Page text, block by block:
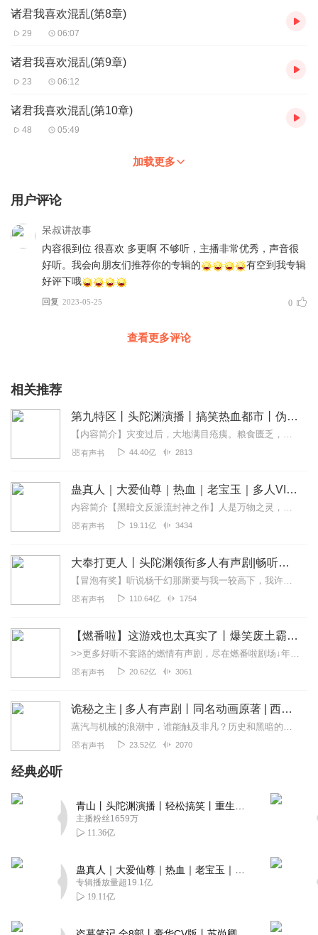
诸君我喜欢混乱(第8章)
29 06:07
诸君我喜欢混乱(第9章)
23 06:12
诸君我喜欢混乱(第10章)
48 05:49
加载更多
用户评论
呆叔讲故事
内容很到位 很喜欢 多更啊 不够听，主播非常优秀，声音很
好听。我会向朋友们推荐你的专辑的
有空到我专辑
好评下哦
回复 2023-05-25 0
查看更多评论
相关推荐
第九特区丨头陀渊演播丨搞笑热血都市丨伪戒丨VIP免费多人有声剧
【内容简介】灾变过后，大地满目疮痍。粮食匮乏，资源紧俏，局势混乱……一位从待规划区杀出来的青年，背对着漫天黄沙，孤身来到九区谋生，却不曾想偶然结识三五好友，一念...
有声书 44.40亿 2813
蛊真人｜大爱仙尊｜热血｜老宝玉｜多人VIP免费有声剧
内容简介【黑暗文反派流封神之作】人是万物之灵，蛊是天地真精。一个穿越者不断重生的故事。一个养蛊、炼蛊、用蛊的奇特世界。配音组（男角色）老宝玉旁白...
有声书 19.11亿 3434
大奉打更人丨头陀渊领衔多人有声剧|畅听全集|王鹤棣、田曦薇主演影视剧原著|卖报小郎君
【冒泡有奖】听说杨千幻那厮要与我一较高下，我许七安要开始装叉了！快进入声音播放页戳下方输入框，冒个泡偷偷告诉我，我要用哪些诗词才能胜过他？说得好的，有赏！202...
有声书 110.64亿 1754
【燃番啦】这游戏也太真实了丨爆笑废土霸榜神作丨紫襟剧社制作
>>更多好听不套路的燃情有声剧，尽在燃番啦剧场↓年度重磅推荐本专辑为VIP免费专辑每天上午10点5集更新，订阅可以听到最新内容哦！每周抽一个专辑五星优质评论送...
有声书 20.62亿 3061
诡秘之主 | 多人有声剧丨同名动画原著 | 西幻克苏鲁 | 乌贼作品
蒸汽与机械的浪潮中，谁能触及非凡？历史和黑暗的迷雾里，又是谁在耳语？我从诡秘中醒来，睁眼看见这个世界：枪械，大炮，巨舰，飞空艇，差分机；魔药，占卜，诅咒，倒吊人...
有声书 23.52亿 2070
经典必听
主播粉丝1659万
11.36亿
专辑播放量超19.1亿
19.11亿